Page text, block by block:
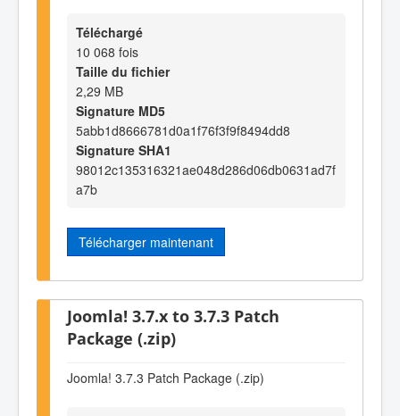
Téléchargé
10 068 fois
Taille du fichier
2,29 MB
Signature MD5
5abb1d8666781d0a1f76f3f9f8494dd8
Signature SHA1
98012c135316321ae048d286d06db0631ad7f
a7b
Télécharger maintenant
Joomla! 3.7.x to 3.7.3 Patch
Package (.zip)
Joomla! 3.7.3 Patch Package (.zip)